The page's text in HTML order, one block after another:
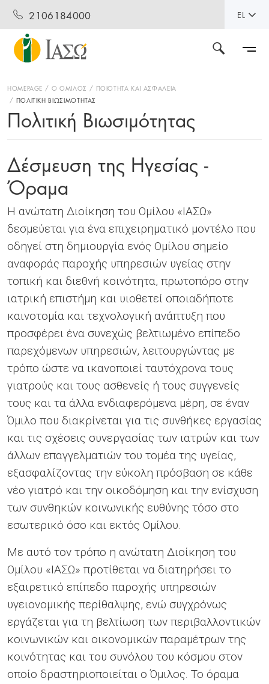
2106184000 EL
HOMEPAGE Ο ΌΜΙΛΟΣ
ΠΟΙΌΤΗΤΑ ΚΑΙ ΑΣΦΆΛΕΙΑ
ΠΟΛΙΤΙΚΉ ΒΙΩΣΙΜΌΤΗΤΑΣ
Πολιτική Βιωσιμότητας
Δέσμευση της Ηγεσίας -
Όραμα
Η ανώτατη Διοίκηση του Ομίλου «ΙΑΣΩ»
δεσμεύεται για ένα επιχειρηματικό μοντέλο που
οδηγεί στη δημιουργία ενός Ομίλου σημείο
αναφοράς παροχής υπηρεσιών υγείας στην
τοπική και διεθνή κοινότητα, πρωτοπόρο στην
ιατρική επιστήμη και υιοθετεί οποιαδήποτε
καινοτομία και τεχνολογική ανάπτυξη που
προσφέρει ένα συνεχώς βελτιωμένο επίπεδο
παρεχόμενων υπηρεσιών, λειτουργώντας με
τρόπο ώστε να ικανοποιεί ταυτόχρονα τους
γιατρούς και τους ασθενείς ή τους συγγενείς
τους και τα άλλα ενδιαφερόμενα μέρη, σε έναν
Όμιλο που διακρίνεται για τις συνθήκες εργασίας
και τις σχέσεις συνεργασίας των ιατρών και των
άλλων επαγγελματιών του τομέα της υγείας,
εξασφαλίζοντας την εύκολη πρόσβαση σε κάθε
νέο γιατρό και την οικοδόμηση και την ενίσχυση
των συνθηκών κοινωνικής ευθύνης τόσο στο
εσωτερικό όσο και εκτός Ομίλου.
Με αυτό τον τρόπο η ανώτατη Διοίκηση του
Ομίλου «ΙΑΣΩ» προτίθεται να διατηρήσει το
εξαιρετικό επίπεδο παροχής υπηρεσιών
υγειονομικής περίθαλψης, ενώ συγχρόνως
εργάζεται για τη βελτίωση των περιβαλλοντικών
κοινωνικών και οικονομικών παραμέτρων της
κοινότητας και του συνόλου του κόσμου στον
οποίο δραστηριοποιείται ο Όμιλος. Το όραμα